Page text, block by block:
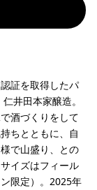
証を取得したパ
井田本家醸造。
酒づくりをして
ちとともに、自
で山盛り、との
イズはフィール
限定）。2025年